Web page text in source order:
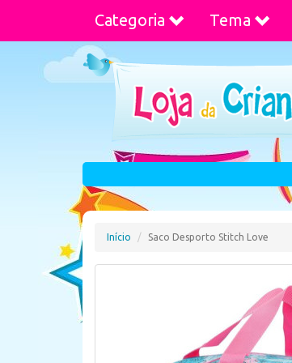
Categoria Tema
Início Saco Desporto Stitch Love